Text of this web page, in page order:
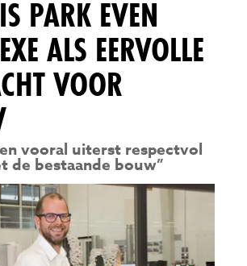
PARK EVEN
ALS EERVOLLE
VOOR
vooral uiterst respectvol
de bestaande bouw”